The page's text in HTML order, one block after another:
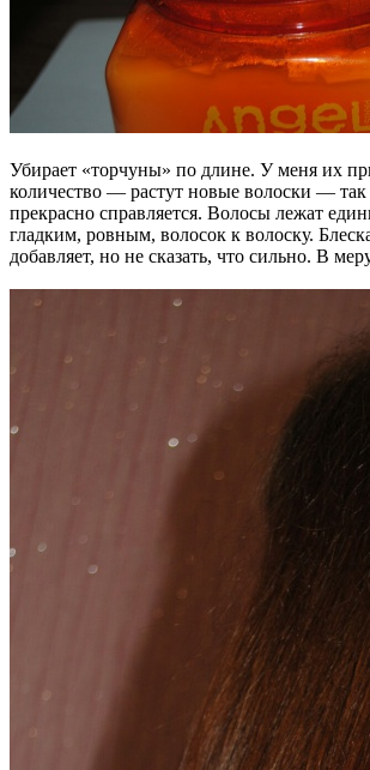
Убирает «торчуны» по длине. У меня их
количество — растут новые волоски —
прекрасно справляется. Волосы лежат
гладким, ровным, волосок к волоску.
добавляет, но не сказать, что сильно. В